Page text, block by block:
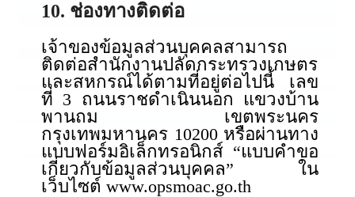
10. ช่องทางติดต่อ
เจ้าของข้อมูลส่วนบุคคลสามารถ
ติดต่อสำนักงานปลัดกระทรวงเกษตร
และสหกรณ์ได้ตามที่อยู่ต่อไปนี้ เลข
ที่ 3 ถนนราชดำเนินนอก แขวงบ้าน
พานถม เขตพระนคร
กรุงเทพมหานคร 10200 หรือผ่านทาง
แบบฟอร์มอิเล็กทรอนิกส์ “แบบคำขอ
เกี่ยวกับข้อมูลส่วนบุคคล” ใน
เว็บไซต์ www.opsmoac.go.th